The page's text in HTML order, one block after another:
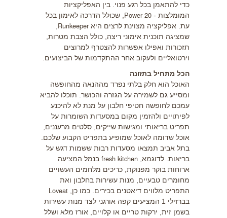
כדי להתאמן בכל רגע פנוי. בין האפליקציות
המומלצות - Power 20
, שכולל הדרכה לאימון בכל
עת. אפליקציה מצוינת לרצים היאRunkeeper
שמציגה תוכנית אימוני ריצה, כולל הצבת מטרות,
תזכורות ואפילו אפשרות להצטרף למרוצים
וירטואליים ולעקוב אחר ההתקדמות של הביצועים.
הכל מתחיל בתזונה
האוכל הוא חלק בלתי נפרד מההנאה מהחופשה
ומסייע גם לשמירה על הגזרה והכושר. תוכלו להביא
עמכם לחופשה חטיפי חלבון על מנת לא להיכנע
לפיתויים ולהזמין מקום במסעדות השומרות על
תפריט בריאותי ומגישות שייקים, סלטים מרעננים,
אוכל שדומה לאוכל שמופיע בתפריט הקבוע שלכם.
בתל אביב תמצאו מסעדות רבות ששמות דגש על
בריאות. לדוגמא, fresh kitchen בנמל המציעה
ארוחות בוקר מפנוקת, כריכים מלחמים העשויים
מחומרים טבעיים, מנות עשירות בחלבון ואת
התפריט מלווים דיאטנים בכירים. כמו כן, Loveat
בברזילי 1 המציעים קפה אורגני לצד מנות עשירות
בשמן זית, ירקות טריים או קלויים, אורז מלא ושלל